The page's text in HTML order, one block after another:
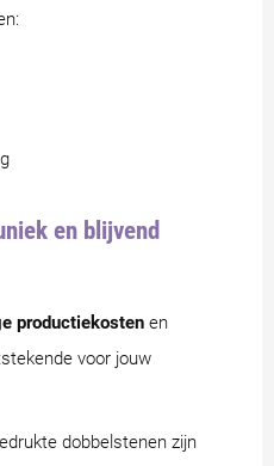
en blijvend
productiekosten en
voor jouw
dobbelstenen zijn